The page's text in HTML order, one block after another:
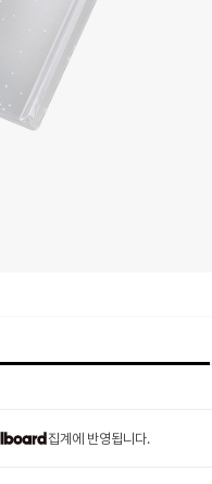
집계에 반영됩니다.